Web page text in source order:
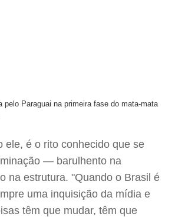
pelo Paraguai na primeira fase do mata-mata
ele, é o rito conhecido que se
— barulhento na
na estrutura. "Quando o Brasil é
uma inquisição da mídia e
têm que mudar, têm que